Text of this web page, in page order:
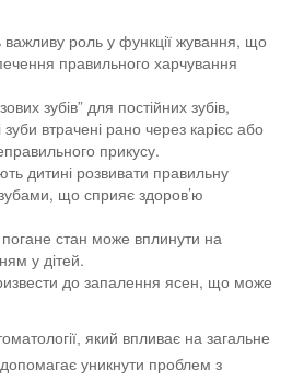
важливу роль у функції жування, що
правильного харчування
зубів” для постійних зубів,
втрачені рано через карієс або
прикусу.
дитині розвивати правильну
що сприяє здоров’ю
погане стан може вплинути на
у дітей.
до запалення ясен, що може
який впливає на загальне
уникнути проблем з